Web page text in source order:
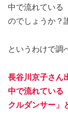
中で流れている
のでしょうか？
というわけで調
長谷川京子さん
中で流れている
クルダンサー」